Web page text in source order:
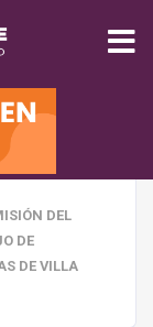
DEL
DE
DE VILLA